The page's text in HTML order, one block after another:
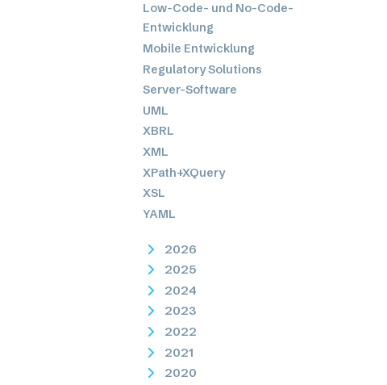
Low-Code- und No-Code-
Entwicklung
Mobile Entwicklung
Regulatory Solutions
Server-Software
UML
XBRL
XML
XPath+XQuery
XSL
YAML
2026
2025
2024
2023
2022
2021
2020